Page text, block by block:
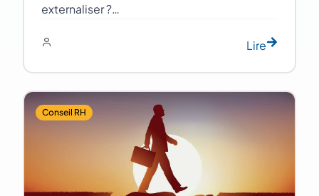
externaliser ?…
Lire
Conseil RH